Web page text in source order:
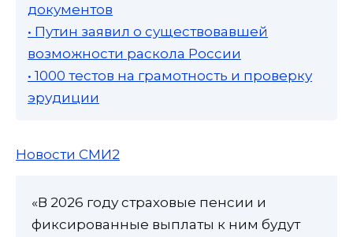
документов
• Путин заявил о существовавшей
возможности раскола России
• 1000 тестов на грамотность и проверку
эрудиции
Новости СМИ2
«В 2026 году страховые пенсии и
фиксированные выплаты к ним будут